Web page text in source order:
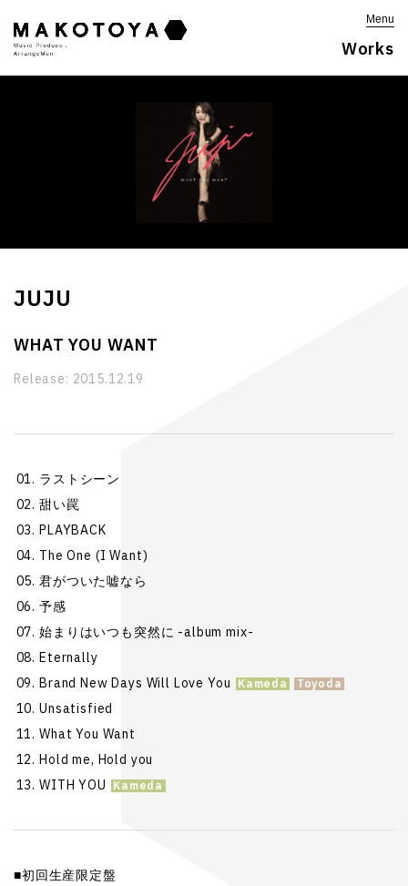
Menu
Works
JUJU
WHAT YOU WANT
Release: 2015.12.19
ラストシーン
甜い罠
PLAYBACK
The One (I Want)
君がついた嘘なら
予感
始まりはいつも突然に -album mix-
Eternally
Brand New Days Will Love You
Unsatisfied
What You Want
Hold me, Hold you
WITH YOU
■初回生産限定盤